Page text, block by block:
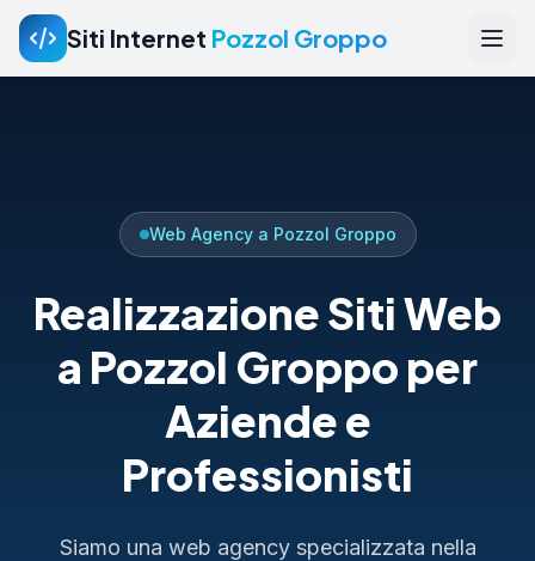
Siti Internet Pozzol Groppo
Web Agency a Pozzol Groppo
Realizzazione Siti Web
a Pozzol Groppo per
Aziende e
Professionisti
Siamo una web agency specializzata nella